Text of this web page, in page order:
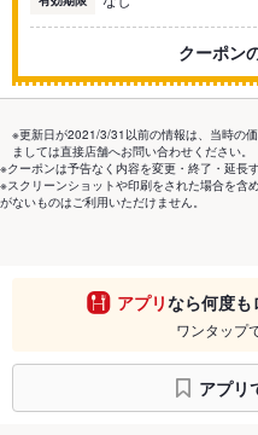
クーポン
※更新日が2021/3/31以前の情報は、当時の
ましては直接店舗へお問い合わせください。
※クーポンは予告なく内容を変更・終了・延長
※スクリーンショットや印刷をされた場合を含
がないものはご利用いただけません。
アプリなら何度も
ワンタップ
アプリ